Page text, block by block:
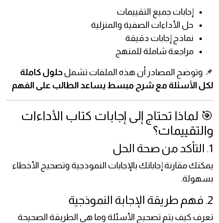
إجابات جميع التقييمات
حل الأداءات الصفية والمنزلية
نماذج إجابات دقيقة
مراجعة شاملة للمنهج
📌 وتوضح المصادر أن هذه الملفات تشمل حلول كاملة
لكل الأسئلة مع شرح مبسط يساعد الطالب على الفهم
🎯 لماذا تحتاج إلى إجابات كتاب الأداءات
والتقييمات؟
1. التأكد من صحة الحل
يمكنك مقارنة إجاباتك بالإجابات النموذجية وتصحيح الأخطاء
بسهولة.
2. فهم طريقة الإجابة النموذجية
تعرف كيف يتم تصحيح الأسئلة وما هي الطريقة الصحيحة